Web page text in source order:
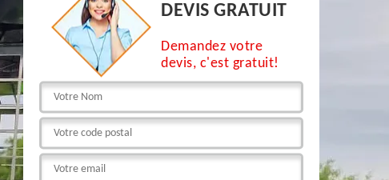
DEVIS GRATUIT
Demandez votre
devis, c'est gratuit!